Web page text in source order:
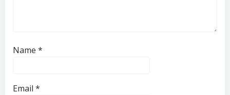
Name *
Email *